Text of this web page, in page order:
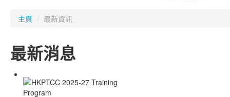
主頁 / 最新資訊
最新消息